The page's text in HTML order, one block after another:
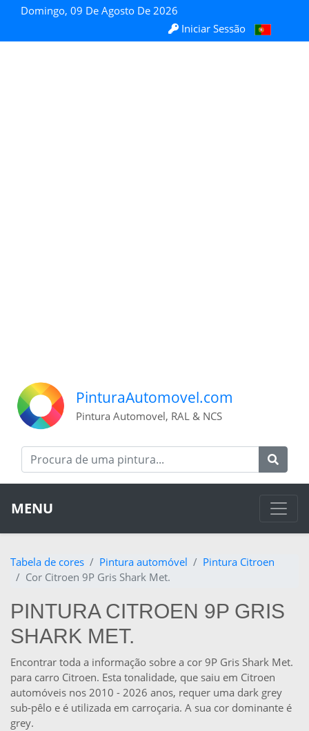
Domingo, 09 De Agosto De 2026
Iniciar Sessão
PinturaAutomovel.com
Pintura Automovel, RAL & NCS
MENU
Tabela de cores Pintura automóvel
Pintura Citroen
Cor Citroen 9P Gris Shark Met.
PINTURA CITROEN 9P GRIS
SHARK MET.
Encontrar toda a informação sobre a cor 9P Gris Shark Met.
para carro Citroen. Esta tonalidade, que saiu em Citroen
automóveis nos 2010 - 2026 anos, requer uma dark grey
sub-pêlo e é utilizada em carroçaria. A sua cor dominante é
grey.